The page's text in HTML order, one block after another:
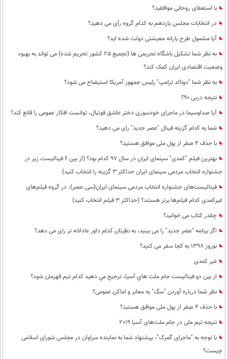
با استعفای روحانی موافقید؟
در انتخابات مجلس یازدهم به کدام گروه رأی می دهید؟
آیا مشمول طرح یارانه معیشتی دولت شده اید؟
به نظر شما تشکیل باشگاه تحریمی ها (تجمیع 25 کشور تحریم شده) می تواند به بهبود
وضعیت اقتصادی ایران کمک کند؟
به نظر شما "دونالد ترامپ" رئیس جمهور آمریکا استیضاح می شود؟
نتیجه دربی 90؟
آیا صداوسیما در ماجرای خودسوزی دختر عاشق فوتبال، توانست افکار عمومی را قانع کند؟
شما به کدام گزینه فینال "عصر جدید" رای می دهید؟
با حذف 4 صفر از پول ملی موافق هستید؟
بهترین فیلم "کمدی" سینمای ایران در سال 97 کدام بود؟ (از بین 6 فینالیست زیر در
جشنواره انتخاب مردمی سینمای ایران حداکثر 3 گزینه را انتخاب کنید)
فینالیست‌های جشنواره انتخاب مردمی سینمای ایران(سی.عصر): در گروه فیلم‌های
غیرکمدی کدام فیلم‌ها برتر هستند؟ (حداکثر 3 فیلم انتخاب کنید)
چقدر کتاب می خوانید؟
اگر برنامه "عصر جدید" را می بینید، به نظرتان کدام داور عادلانه تر رای می دهد؟
نوروز 1398 به کجا سفر می کنید؟
غیر کمدی
از بين دو فيناليست جام ملت هاي آسيا، ترجيح مي دهيد كدام تيم قهرمان شود؟
نظر شما درباره آوردن "سگ" به معابر و اماکن عمومی؟
با حذف 4 صفر از پول ملی موافق هستید؟
نتیجه تیم ملی در جام ملت‌های آسیا 2019
با توجه به "ماجرای گمرک"، پیشنهاد شما به نماینده سراوان در مجلس شورای اسلامی
چیست؟